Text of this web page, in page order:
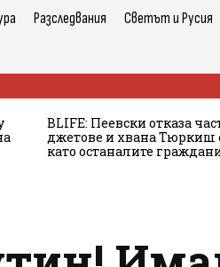
Разследвания Светът и Русия
BLIFE: Пеевски отказа
джетове и хвана Тюркиш
като останалите